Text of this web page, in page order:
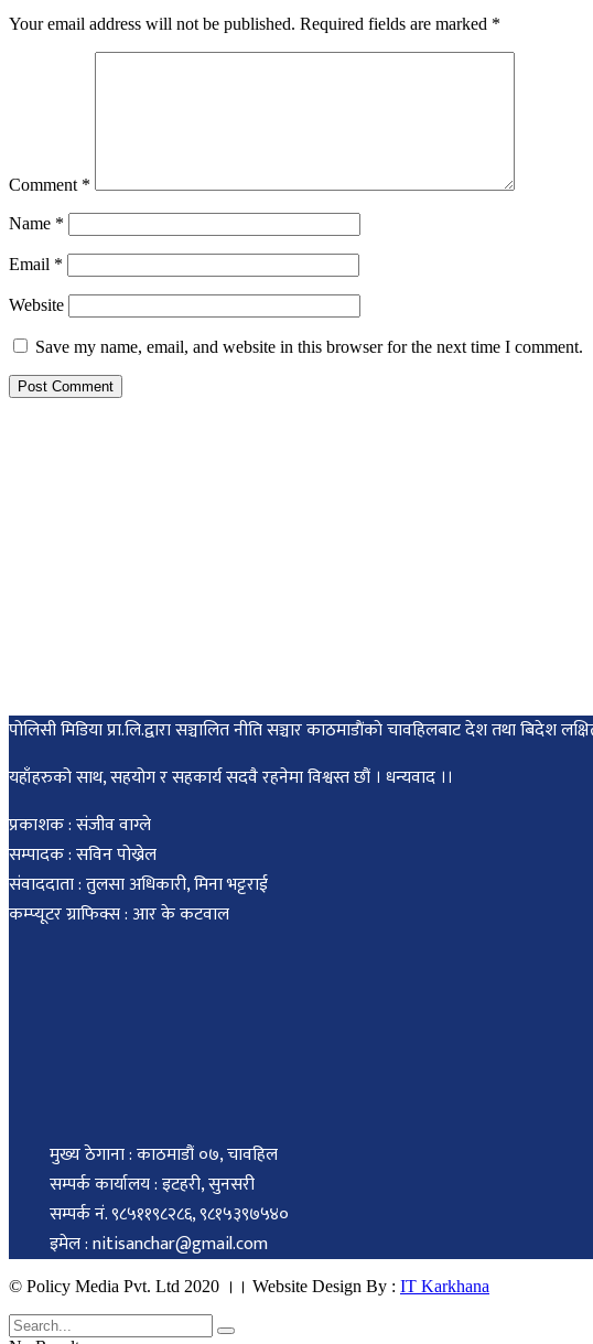
Your email address will not be published. Required fields are marked *
Comment *
Name *
Email *
Website
Save my name, email, and website in this browser for the next time I comment.
पोलिसी मिडिया प्रा.लि.द्वारा सञ्चालित नीति सञ्चार काठमाडाैंकाे चावहिलबाट देश तथा
यहाँहरुको साथ, सहयोग र सहकार्य सदवै रहनेमा विश्वस्त छौं । धन्यवाद ।।
प्रकाशक : संजीव वाग्ले
सम्पादक : सविन पोख्रेल
संवाददाता : तुलसा अधिकारी, मिना भट्टराई
कम्प्यूटर ग्राफिक्स : आर के कटवाल
मुख्य ठेगाना : काठमाडौं ०७, चावहिल
सम्पर्क कार्यालय : इटहरी, सुनसरी
सम्पर्क नं. ९८५११९८२८६, ९८१५३९७५४०
इमेल : nitisanchar@gmail.com
© Policy Media Pvt. Ltd 2020 ।। Website Design By : IT Karkhana